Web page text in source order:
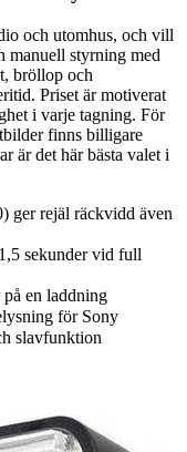
och utomhus, och vill
manuell styrning med
bröllop och
Priset är motiverat
i varje tagning. För
finns billigare
är det här bästa valet i
ger rejäl räckvidd även
sekunder vid full
en laddning
för Sony
slavfunktion